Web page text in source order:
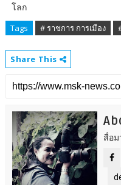
โลก
Tags # ราชการ การเมือง
Share This
สื่อ